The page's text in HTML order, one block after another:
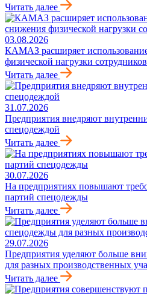
Читать далее
03.08.2026
КАМАЗ расширяет
физической нагрузки сотрудников
Читать далее
31.07.2026
Предприятия внедряют
спецодеждой
Читать далее
30.07.2026
На предприятиях повышают
партий спецодежды
Читать далее
29.07.2026
Предприятия уделяют больше
для разных производственных
Читать далее